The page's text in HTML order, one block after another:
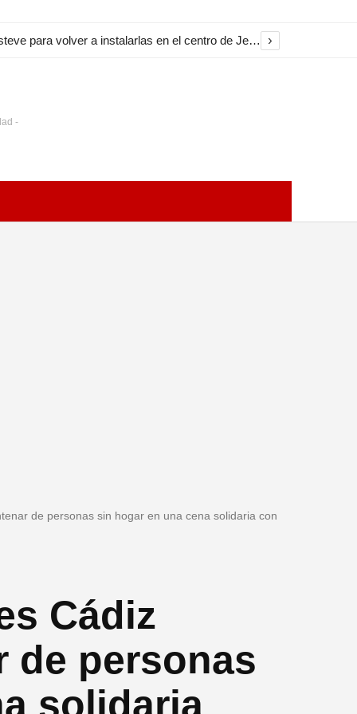
El Ayuntamiento inicia la restauración de las marquesinas de Plaza Esteve para volver a instalarlas en el centro de Jerez ›
-
de personas sin hogar en una cena solidaria con
Cádiz
de personas
solidaria